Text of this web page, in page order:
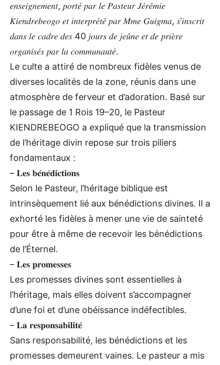
𝑒𝑛𝑠𝑒𝑖𝑔𝑛𝑒𝑚𝑒𝑛𝑡, 𝑝𝑜𝑟𝑡𝑒́ 𝑝𝑎𝑟 𝑙𝑒 𝑃𝑎𝑠𝑡𝑒𝑢𝑟 𝐽𝑒́𝑟𝑒́𝑚𝑖𝑒
𝐾𝑖𝑒𝑛𝑑𝑟𝑒𝑏𝑒𝑜𝑔𝑜 𝑒𝑡 𝑖𝑛𝑡𝑒𝑟𝑝𝑟𝑒́𝑡𝑒́ 𝑝𝑎𝑟 𝑀𝑚𝑒 𝐺𝑢𝑖𝑔𝑚𝑎, 𝑠’𝑖𝑛𝑠𝑐𝑟𝑖𝑡
𝑑𝑎𝑛𝑠 𝑙𝑒 𝑐𝑎𝑑𝑟𝑒 𝑑𝑒𝑠 40 𝑗𝑜𝑢𝑟𝑠 𝑑𝑒 𝑗𝑒𝑢̂𝑛𝑒 𝑒𝑡 𝑑𝑒 𝑝𝑟𝑖𝑒̀𝑟𝑒
𝑜𝑟𝑔𝑎𝑛𝑖𝑠𝑒́𝑠 𝑝𝑎𝑟 𝑙𝑎 𝑐𝑜𝑚𝑚𝑢𝑛𝑎𝑢𝑡𝑒́.
Le culte a attiré de nombreux fidèles venus de
diverses localités de la zone, réunis dans une
atmosphère de ferveur et d’adoration. Basé sur
le passage de 1 Rois 19–20, le Pasteur
KIENDREBEOGO a expliqué que la transmission
de l’héritage divin repose sur trois piliers
fondamentaux :
– 𝐋𝐞𝐬 𝐛𝐞́𝐧𝐞́𝐝𝐢𝐜𝐭𝐢𝐨𝐧𝐬
Selon le Pasteur, l’héritage biblique est
intrinsèquement lié aux bénédictions divines. Il a
exhorté les fidèles à mener une vie de sainteté
pour être à même de recevoir les bénédictions
de l’Éternel.
– 𝐋𝐞𝐬 𝐩𝐫𝐨𝐦𝐞𝐬𝐬𝐞𝐬
Les promesses divines sont essentielles à
l’héritage, mais elles doivent s’accompagner
d’une foi et d’une obéissance indéfectibles.
– 𝐋𝐚 𝐫𝐞𝐬𝐩𝐨𝐧𝐬𝐚𝐛𝐢𝐥𝐢𝐭𝐞́
Sans responsabilité, les bénédictions et les
promesses demeurent vaines. Le pasteur a mis